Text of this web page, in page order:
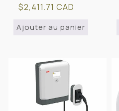
Prix
$2,411.71 CAD
Ajouter au panier